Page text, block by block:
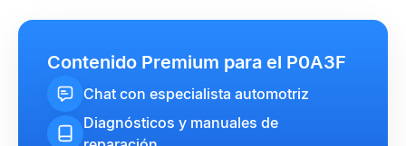
Contenido Premium para el P0A3F
Chat con especialista automotriz
Diagnósticos y manuales de